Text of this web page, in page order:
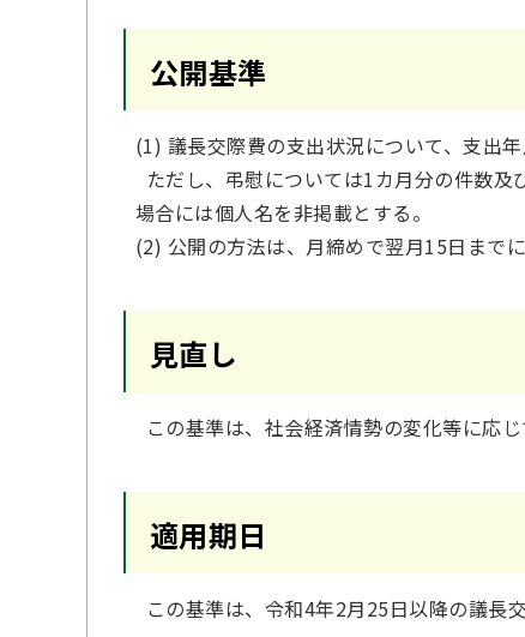
公開基準
(1) 議長交際費の支出状況について、支出
ただし、弔慰については1カ月分の件数
場合には個人名を非掲載とする。
(2) 公開の方法は、月締めで翌月15日まで
見直し
この基準は、社会経済情勢の変化等に応
適用期日
この基準は、令和4年2月25日以降の議長